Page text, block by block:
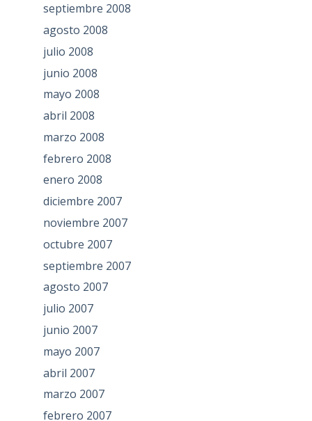
septiembre 2008
agosto 2008
julio 2008
junio 2008
mayo 2008
abril 2008
marzo 2008
febrero 2008
enero 2008
diciembre 2007
noviembre 2007
octubre 2007
septiembre 2007
agosto 2007
julio 2007
junio 2007
mayo 2007
abril 2007
marzo 2007
febrero 2007